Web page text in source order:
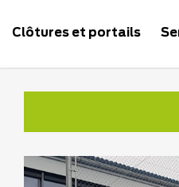
Clôtures et portails